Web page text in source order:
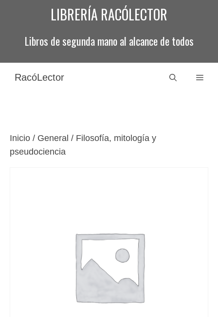
LIBRERÍA RACÓLECTOR
Libros de segunda mano al alcance de todos
RacóLector
Inicio / General / Filosofía, mitología y
pseudociencia